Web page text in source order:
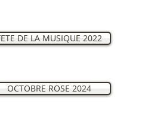
DE LA MUSIQUE 2022
OCTOBRE ROSE 2024